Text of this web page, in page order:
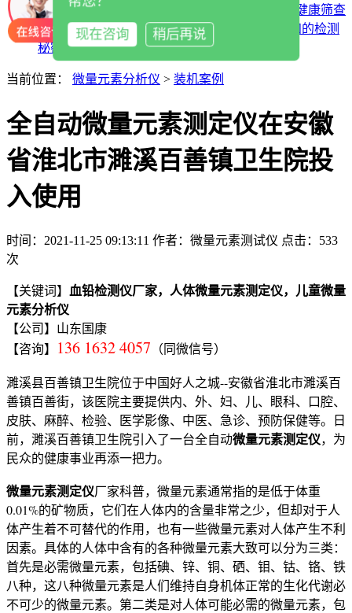
9基层医疗机构全自动微量元素检测仪落实全民健康筛查
10医用微量元素分析仪：究竟藏着多少不为人知的检测
秘密？
当前位置： 微量元素分析仪 > 装机案例
全自动微量元素测定仪在安徽
省淮北市濉溪百善镇卫生院投
入使用
时间：2021-11-25 09:13:11 作者：微量元素测试仪 点击： 533
次
【关键词】 血铅检测仪厂家，人体微量元素测定仪，儿童微量
元素分析仪
【公司】山东国康
【咨询】 136 1632 4057 （同微信号）
濉溪县百善镇卫生院位于中国好人之城--安徽省淮北市濉溪百
善镇百善街，该医院主要提供内、外、妇、儿、眼科、口腔、
皮肤、麻醉、检验、医学影像、中医、急诊、预防保健等。日
前，濉溪百善镇卫生院引入了一台全自动微量元素测定仪，为
民众的健康事业再添一把力。
微量元素测定仪厂家科普，微量元素通常指的是低于体重
0.01%的矿物质，它们在人体内的含量非常之少，但却对于人
体产生着不可替代的作用，也有一些微量元素对人体产生不利
因素。具体的人体中含有的各种微量元素大致可以分为三类：
首先是必需微量元素，包括碘、锌、铜、硒、钼、钴、铬、铁
八种，这八种微量元素是人们维持自身机体正常的生化代谢必
不可少的微量元素。第二类是对人体可能必需的微量元素，包
现在咨询 稍后再说